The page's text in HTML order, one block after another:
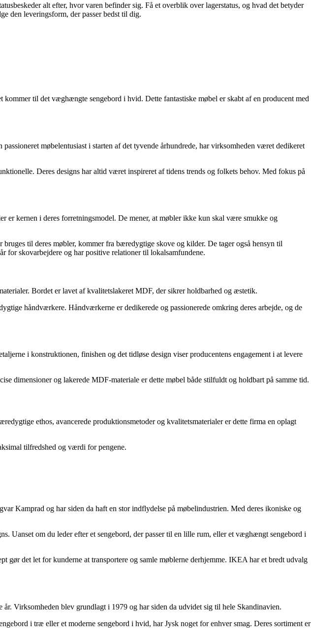
alt efter, hvor varen befinder sig. Få et overblik over lagerstatus, og hvad det betyder
den leveringsform, der passer bedst til dig.
til det væghængte sengebord i hvid. Dette fantastiske møbel er skabt af en producent med
møbelentusiast i starten af det tyvende århundrede, har virksomheden været dedikeret
Deres designs har altid været inspireret af tidens trends og folkets behov. Med fokus på
kernen i deres forretningsmodel. De mener, at møbler ikke kun skal være smukke og
til deres møbler, kommer fra bæredygtige skove og kilder. De tager også hensyn til
for skovarbejdere og har positive relationer til lokalsamfundene.
Bordet er lavet af kvalitetslakeret MDF, der sikrer holdbarhed og æstetik.
håndværkere. Håndværkerne er dedikerede og passionerede omkring deres arbejde, og de
i konstruktionen, finishen og det tidløse design viser producentens engagement i at levere
dimensioner og lakerede MDF-materiale er dette møbel både stilfuldt og holdbart på samme tid.
ethos, avancerede produktionsmetoder og kvalitetsmaterialer er dette firma en oplagt
tilfredshed og værdi for pengene.
Kamprad og har siden da haft en stor indflydelse på møbelindustrien. Med deres ikoniske og
Uanset om du leder efter et sengebord, der passer til en lille rum, eller et væghængt sengebord i
gør det let for kunderne at transportere og samle møblerne derhjemme. IKEA har et bredt udvalg
Virksomheden blev grundlagt i 1979 og har siden da udvidet sig til hele Skandinavien.
i træ eller et moderne sengebord i hvid, har Jysk noget for enhver smag. Deres sortiment er